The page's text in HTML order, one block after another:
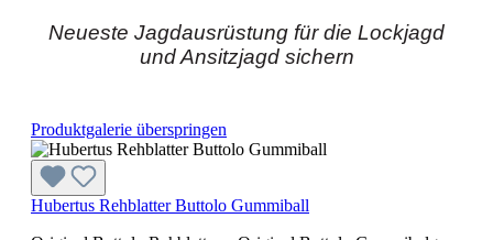
Neueste Jagdausrüstung für die Lockjagd
und Ansitzjagd sichern
Produktgalerie überspringen
Hubertus Rehblatter Buttolo Gummiball